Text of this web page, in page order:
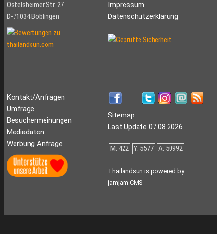
Ostelsheimer Str. 27
D-71034 Böblingen
Impressum
Datenschutzerklärung
Kontakt/Anfragen
Umfrage
Besuchermeinungen
Mediadaten
Werbung Anfrage
Sitemap
Last Update 07.08.2026
M: 422 Y: 5577 A: 50992
Thailandsun is powered by
jamjam CMS